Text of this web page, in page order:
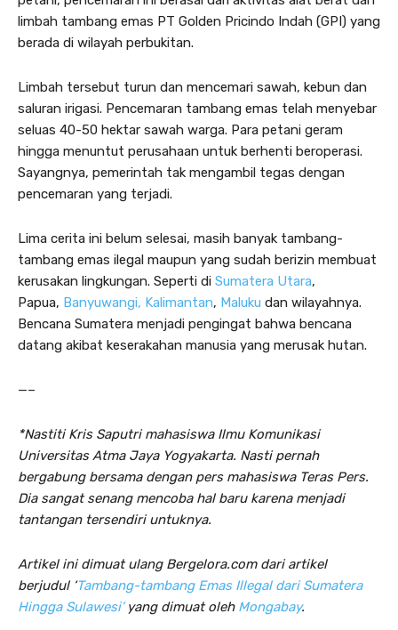
limbah tambang emas PT Golden Pricindo Indah (GPI) yang
berada di wilayah perbukitan.
Limbah tersebut turun dan mencemari sawah, kebun dan
saluran irigasi. Pencemaran tambang emas telah menyebar
seluas 40-50 hektar sawah warga. Para petani geram
hingga menuntut perusahaan untuk berhenti beroperasi.
Sayangnya, pemerintah tak mengambil tegas dengan
pencemaran yang terjadi.
Lima cerita ini belum selesai, masih banyak tambang-
tambang emas ilegal maupun yang sudah berizin membuat
kerusakan lingkungan. Seperti di Sumatera Utara,
Papua, Banyuwangi, Kalimantan, Maluku dan wilayahnya.
Bencana Sumatera menjadi pengingat bahwa bencana
datang akibat keserakahan manusia yang merusak hutan.
—–
*Nastiti Kris Saputri mahasiswa Ilmu Komunikasi
Universitas Atma Jaya Yogyakarta. Nasti pernah
bergabung bersama dengan pers mahasiswa Teras Pers.
Dia sangat senang mencoba hal baru karena menjadi
tantangan tersendiri untuknya.
Artikel ini dimuat ulang Bergelora.com dari artikel
berjudul ‘Tambang-tambang Emas Illegal dari Sumatera
Hingga Sulawesi’yang dimuat oleh Mongabay.